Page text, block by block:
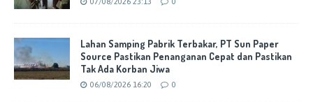
Lahan Samping Pabrik Terbakar, PT Sun Paper
Source Pastikan Penanganan Cepat dan Pastikan
Tak Ada Korban Jiwa
06/08/2026 16:20 0